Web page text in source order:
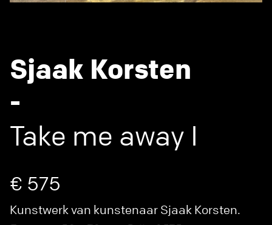
Sjaak Korsten
-
Take me away I
€ 575
Kunstwerk van kunstenaar Sjaak Korsten.